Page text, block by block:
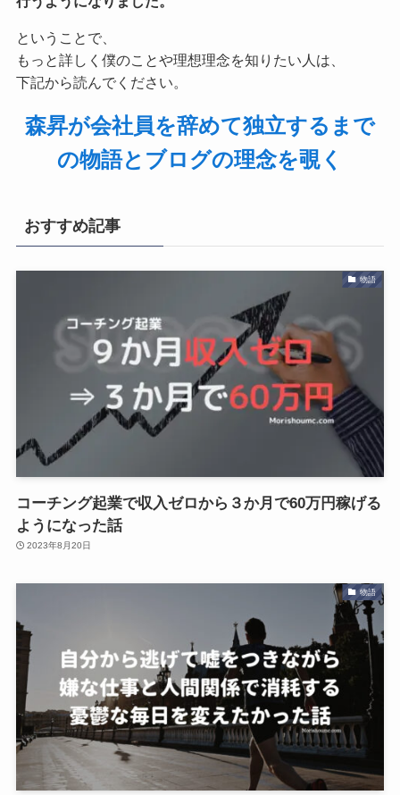
ということで、
もっと詳しく僕のことや理想理念を知りたい人は、
下記から読んでください。
森昇が会社員を辞めて独立するまで
の物語とブログの理念を覗く
おすすめ記事
物語
コーチング起業で収入ゼロから３か月で60万円稼げる
ようになった話
2023年8月20日
物語